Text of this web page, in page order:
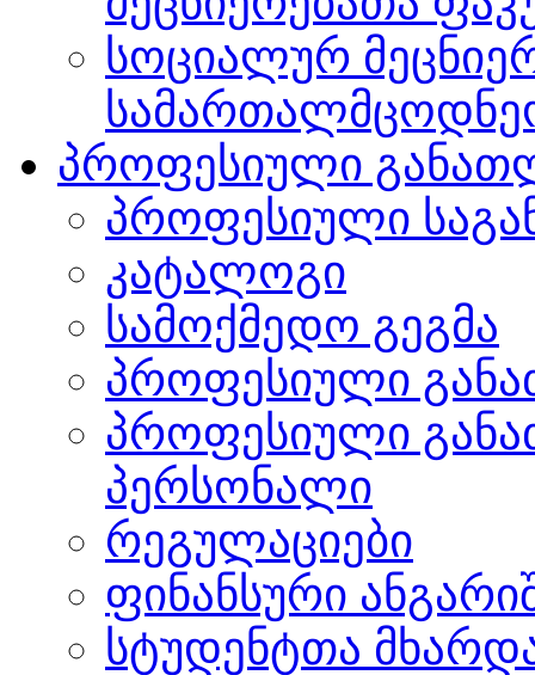
სოციალურ
პროფესიული
პროფესიული
კატალოგი
სამოქმედო გეგმა
პროფესიული
პროფესიული
პერსონალი
რეგულაციები
ფინანსური
სტუდენტთა